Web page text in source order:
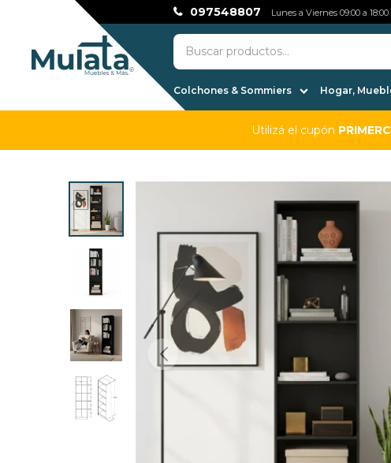
Colchones & Sommiers Hogar,
097548807 Lunes a Viernes 09:00 a
Utilizá el cupón